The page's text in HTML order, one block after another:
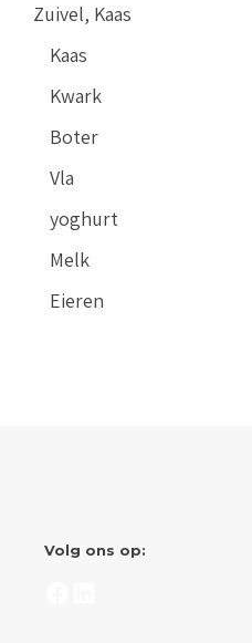
Zuivel, Kaas
Kaas
Kwark
Boter
Vla
yoghurt
Melk
Eieren
Volg ons op: